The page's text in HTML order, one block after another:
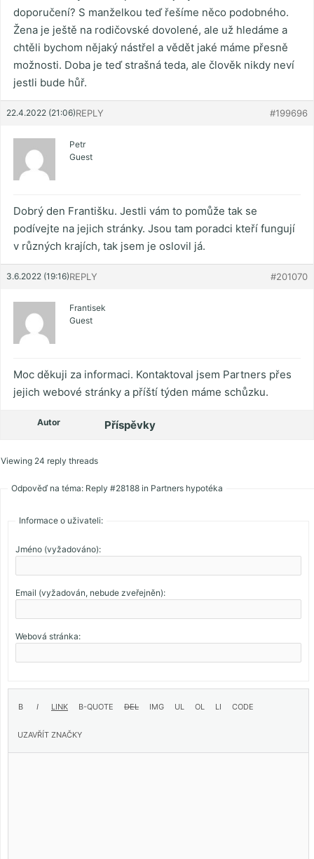
doporučení? S manželkou teď řešíme něco podobného.
Žena je ještě na rodičovské dovolené, ale už hledáme a
chtěli bychom nějaký nástřel a vědět jaké máme přesně
možnosti. Doba je teď strašná teda, ale člověk nikdy neví
jestli bude hůř.
22.4.2022 (21:06) #199696
REPLY
Petr
Guest
Dobrý den Františku. Jestli vám to pomůže tak se
podívejte na jejich stránky. Jsou tam poradci kteří fungují
v různých krajích, tak jsem je oslovil já.
3.6.2022 (19:16) #201070
REPLY
Frantisek
Guest
Moc děkuji za informaci. Kontaktoval jsem Partners přes
jejich webové stránky a příští týden máme schůzku.
Autor Příspěvky
Viewing 24 reply threads
Odpověď na téma: Reply #28188 in Partners hypotéka
Informace o uživateli:
Jméno (vyžadováno):
Email (vyžadován, nebude zveřejněn):
Webová stránka: